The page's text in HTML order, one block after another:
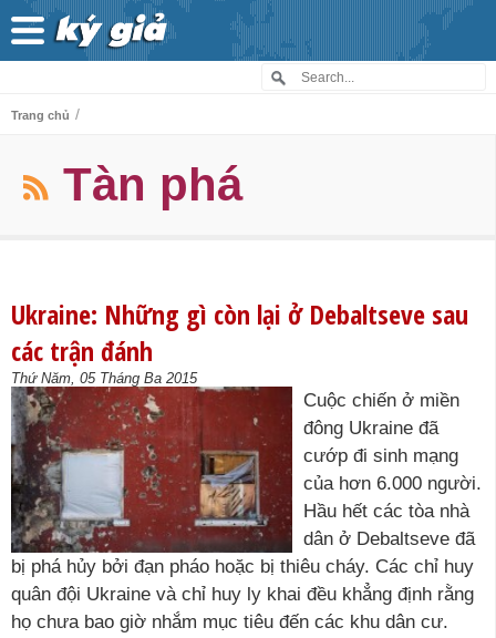
Trang chủ /
Tàn phá
Ukraine: Những gì còn lại ở Debaltseve sau
các trận đánh
Thứ Năm, 05 Tháng Ba 2015
Cuộc chiến ở miền
đông Ukraine đã
cướp đi sinh mạng
của hơn 6.000 người.
Hầu hết các tòa nhà
dân ở Debaltseve đã
bị phá hủy bởi đạn pháo hoặc bị thiêu cháy. Các chỉ huy
quân đội Ukraine và chỉ huy ly khai đều khẳng định rằng
họ chưa bao giờ nhắm mục tiêu đến các khu dân cư.